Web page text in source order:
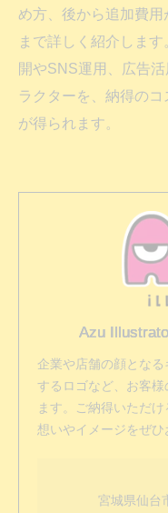
め方、後から追加費
まで詳しく紹介しま
開やSNS運用、広告
ラクターを、納得の
が得られます。
Azu
企業や店舗の顔とな
するロゴなど、お客
ます。ご納得いただ
想いやイメージをぜひ
宮城県仙台